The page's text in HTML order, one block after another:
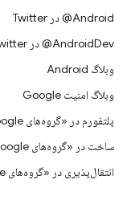
Android@ در Twitter
AndroidDev@ در Twitter
وبلاگ Android
وبلاگ امنیت Google
پلتفورم در «گروه‌های Google»
ساخت در «گروه‌های Google»
انتقال‌پذیری در «گروه‌های Google»